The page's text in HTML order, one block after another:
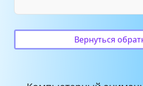
_Тролли_ — песня
Песня из Мультфильма
_Тролли_ анг. — Песня
Вернуться